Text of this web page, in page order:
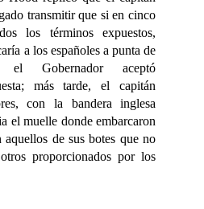
transmitir que si en cinco
los términos expuestos,
a los españoles a punta de
Gobernador aceptó
más tarde, el capitán
con la bandera inglesa
el muelle donde embarcaron
aquellos de sus botes que no
proporcionados por los